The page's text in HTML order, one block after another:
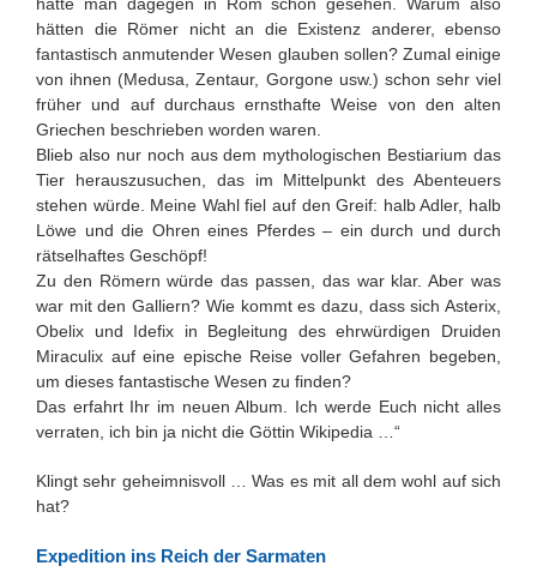
hatte man dagegen in Rom schon gesehen. Warum also
hätten die Römer nicht an die Existenz anderer, ebenso
fantastisch anmutender Wesen glauben sollen? Zumal einige
von ihnen (Medusa, Zentaur, Gorgone usw.) schon sehr viel
früher und auf durchaus ernsthafte Weise von den alten
Griechen beschrieben worden waren.
Blieb also nur noch aus dem mythologischen Bestiarium das
Tier herauszusuchen, das im Mittelpunkt des Abenteuers
stehen würde. Meine Wahl fiel auf den Greif: halb Adler, halb
Löwe und die Ohren eines Pferdes – ein durch und durch
rätselhaftes Geschöpf!
Zu den Römern würde das passen, das war klar. Aber was
war mit den Galliern? Wie kommt es dazu, dass sich Asterix,
Obelix und Idefix in Begleitung des ehrwürdigen Druiden
Miraculix auf eine epische Reise voller Gefahren begeben,
um dieses fantastische Wesen zu finden?
Das erfahrt Ihr im neuen Album. Ich werde Euch nicht alles
verraten, ich bin ja nicht die Göttin Wikipedia …“
Klingt sehr geheimnisvoll … Was es mit all dem wohl auf sich
hat?
Expedition ins Reich der Sarmaten